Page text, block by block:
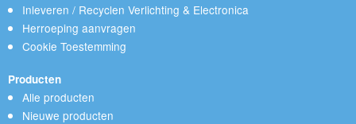
Inleveren / Recyclen Verlichting & Electronica
Herroeping aanvragen
Cookie Toestemming
Producten
Alle producten
Nieuwe producten